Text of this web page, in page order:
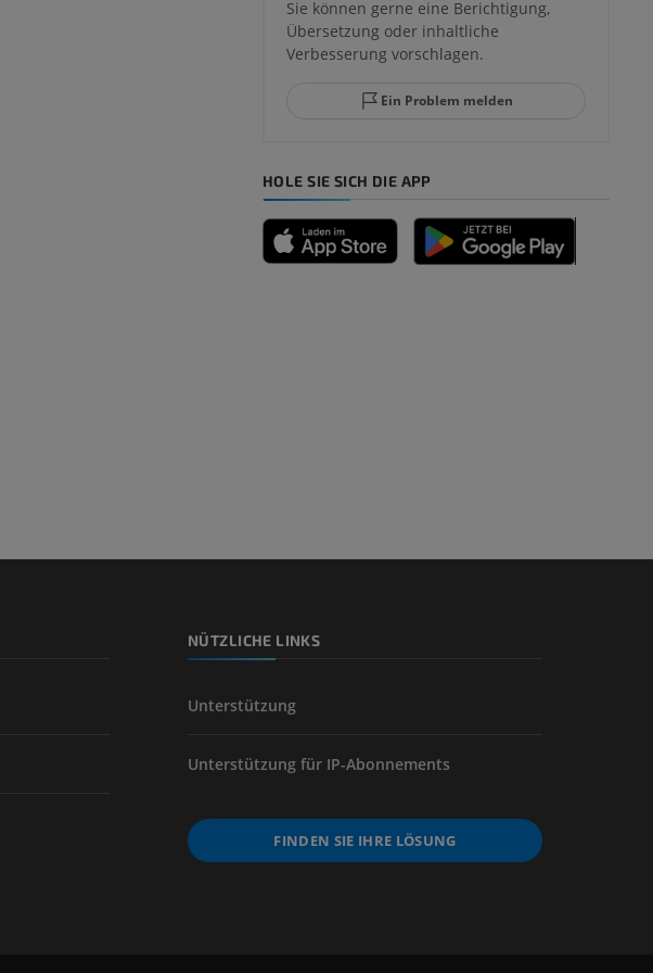
Sie können gerne eine Berichtigung,
Übersetzung oder inhaltliche
Verbesserung vorschlagen.
Ein Problem melden
HOLE SIE SICH DIE APP
NÜTZLICHE LINKS
Unterstützung
Unterstützung für IP-Abonnements
FINDEN SIE IHRE LÖSUNG